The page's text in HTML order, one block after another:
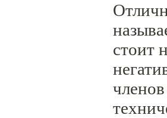
стоит